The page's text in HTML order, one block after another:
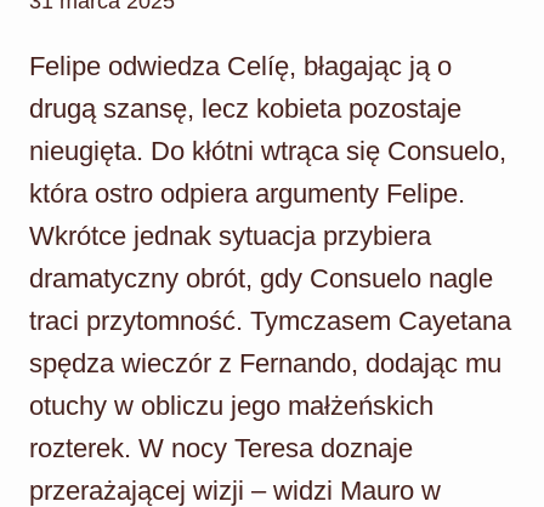
Felipe odwiedza Celíę, błagając ją o
drugą szansę, lecz kobieta pozostaje
nieugięta. Do kłótni wtrąca się Consuelo,
która ostro odpiera argumenty Felipe.
Wkrótce jednak sytuacja przybiera
dramatyczny obrót, gdy Consuelo nagle
traci przytomność. Tymczasem Cayetana
spędza wieczór z Fernando, dodając mu
otuchy w obliczu jego małżeńskich
rozterek. W nocy Teresa doznaje
przerażającej wizji – widzi Mauro w